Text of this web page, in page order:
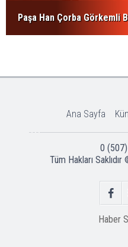
Paşa Han Çorba Görkemli
Ana Sayfa
0
Tüm Hakları
Haber